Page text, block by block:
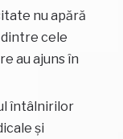
nu apără
dintre cele
au ajuns în
întâlnirilor
și